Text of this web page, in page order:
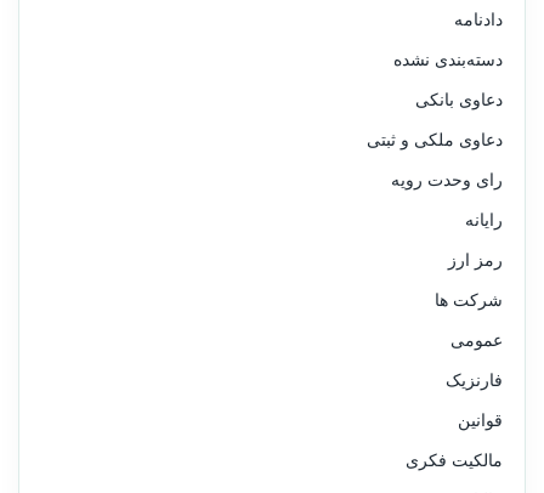
دادنامه
دسته‌بندی نشده
دعاوی بانکی
دعاوی ملکی و ثبتی
رای وحدت رویه
رایانه
رمز ارز
شرکت ها
عمومی
فارنزیک
قوانین
مالکیت فکری